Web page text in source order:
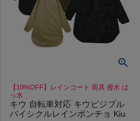
【10%OFF】レインコート 雨具 撥水 は
っ水
キウ 自転車対応 キウビジブル
バイシクルレインポンチョ Kiu